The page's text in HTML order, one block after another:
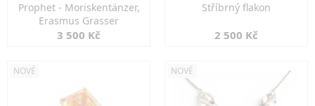
Prophet - Moriskentänzer,
Erasmus Grasser
3 500 Kč
Stříbrný flakon
2 500 Kč
NOVÉ NOVÉ